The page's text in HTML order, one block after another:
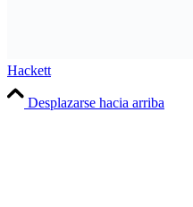
Hackett
Desplazarse hacia arriba